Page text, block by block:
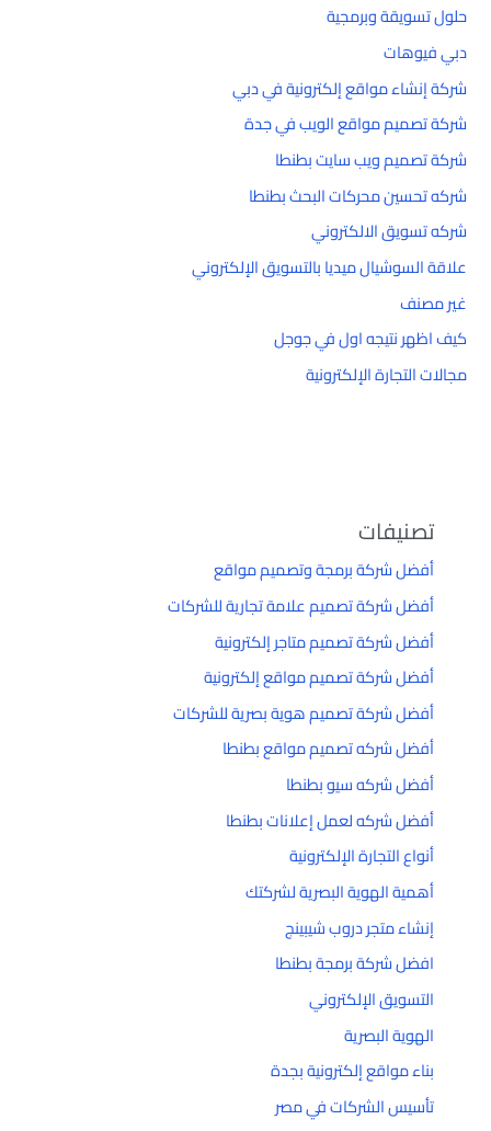
حلول تسويقة وبرمجية
دبي فيوهات
شركة إنشاء مواقع إلكترونية في دبي
شركة تصميم مواقع الويب في جدة
شركة تصميم ويب سايت بطنطا
شركه تحسين محركات البحث بطنطا
شركه تسويق الالكتروني
علاقة السوشيال ميديا بالتسويق الإلكتروني
غير مصنف
كيف اظهر نتيجه اول في جوجل
مجالات التجارة الإلكترونية
تصنيفات
أفضل شركة برمجة وتصميم مواقع
أفضل شركة تصميم علامة تجارية للشركات
أفضل شركة تصميم متاجر إلكترونية
أفضل شركة تصميم مواقع إلكترونية
أفضل شركة تصميم هوية بصرية للشركات
أفضل شركه تصميم مواقع بطنطا
أفضل شركه سيو بطنطا
أفضل شركه لعمل إعلانات بطنطا
أنواع التجارة الإلكترونية
أهمية الهوية البصرية لشركتك
إنشاء متجر دروب شيبينج
افضل شركة برمجة بطنطا
التسويق الإلكتروني
الهوية البصرية
بناء مواقع إلكترونية بجدة
تأسيس الشركات في مصر